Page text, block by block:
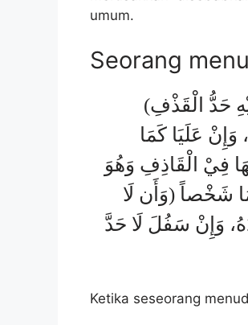
umum.
Seorang
حَدُّ الْقَذْفِ)
وَإِنْ عَلَيَا كَمَا
فِيْ الْقَاذِفِ وَهُوَ
شَخْصاً (وَأَن لَا
وَإِنْ سَفُلَ لَا حَدَّ
Ketika seseorang